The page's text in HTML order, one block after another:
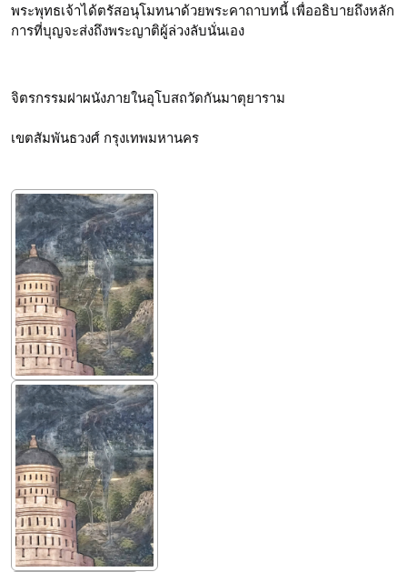
พระพุทธเจ้าได้ตรัสอนุโมทนาด้วยพระคาถาบทนี้ เพื่ออธิบายถึงหลัก
การที่บุญจะส่งถึงพระญาติผู้ล่วงลับนั่นเอง
จิตรกรรมฝาผนังภายในอุโบสถวัดกันมาตุยาราม
เขตสัมพันธวงศ์ กรุงเทพมหานคร